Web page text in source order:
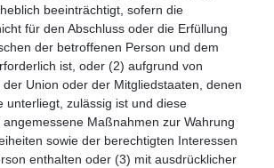
beeinträchtigt, sofern die
für den Abschluss oder die Erfüllung
der betroffenen Person und dem
ist, oder (2) aufgrund von
Union oder der Mitgliedstaaten, denen
unterliegt, zulässig ist und diese
Maßnahmen zur Wahrung
sowie der berechtigten Interessen
enthalten oder (3) mit ausdrücklicher